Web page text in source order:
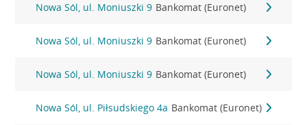
Nowa Sól, ul. Moniuszki 9 Bankomat (Euronet)
Nowa Sól, ul. Moniuszki 9 Bankomat (Euronet)
Nowa Sól, ul. Moniuszki 9 Bankomat (Euronet)
Nowa Sól, ul. Piłsudskiego 4a Bankomat (Euronet)